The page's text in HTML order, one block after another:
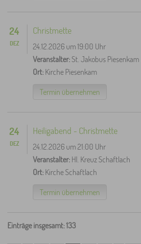
24
DEZ
Christmette
24.12.2026 um 19:00 Uhr
Veranstalter:St. Jakobus Piesenkam
Ort:Kirche Piesenkam
Termin übernehmen
24
DEZ
Heiligabend - Christmette
24.12.2026 um 21:00 Uhr
Veranstalter:Hl. Kreuz Schaftlach
Ort:Kirche Schaftlach
Termin übernehmen
Einträge insgesamt: 133